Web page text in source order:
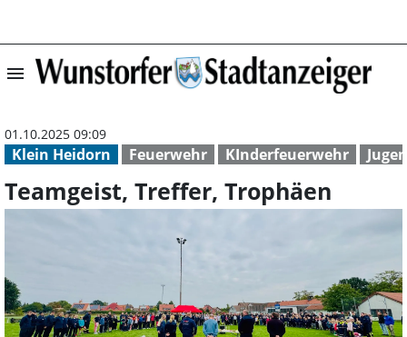
menu Teamgeist,
Klein Heidorn Feuerwehr KInderfeuerwehr
01.10.2025 09:09
Teamgeist, Treffer, Trophäen